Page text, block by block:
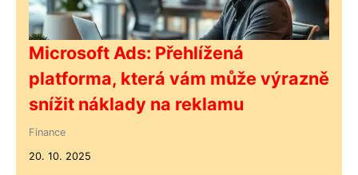
Microsoft Ads: Přehlížená
platforma, která vám může výrazně
snížit náklady na reklamu
Finance
20. 10. 2025